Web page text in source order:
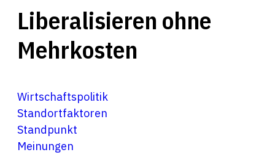
Liberalisieren ohne
Mehrkosten
Wirtschaftspolitik
Standortfaktoren
Standpunkt
Meinungen